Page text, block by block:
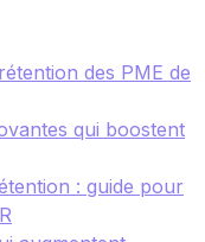
des PME de
qui boostent
: guide pour